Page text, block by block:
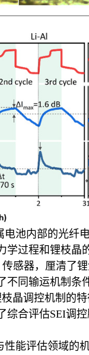
电池内部的光纤
学过程和锂枝晶
感器， 厘清了
不同输运机制条
晶调控机制 的
综合评估SEI调
能评估领域的